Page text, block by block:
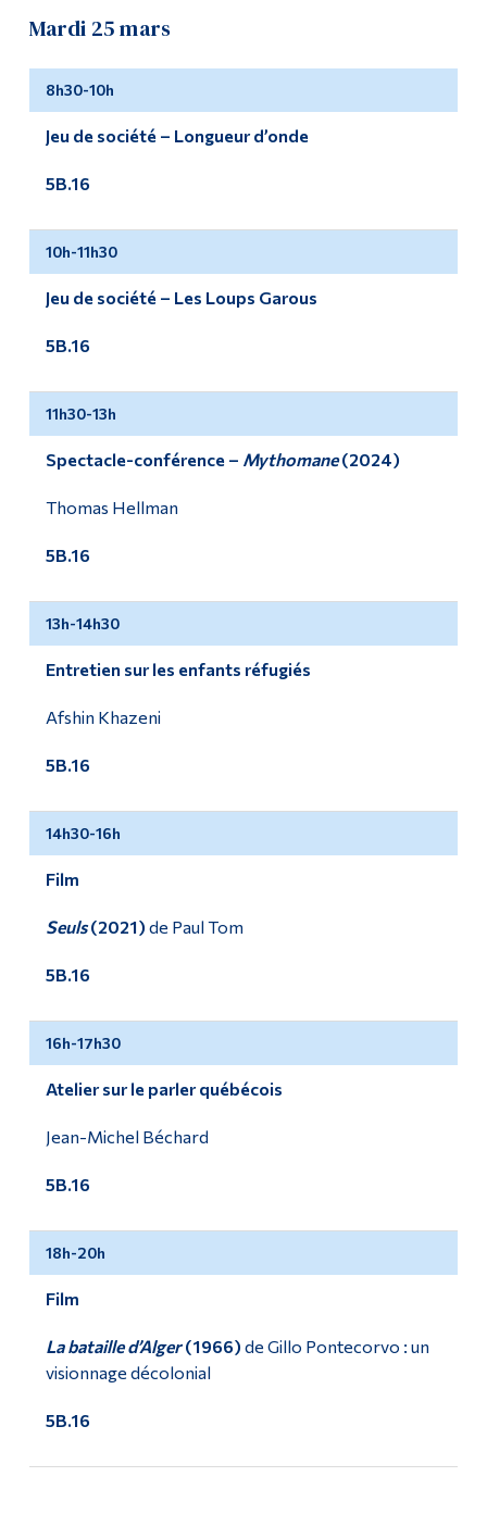
Mardi 25 mars
8h30-10h
Jeu de société – Longueur d’onde
5B.16
10h-11h30
Jeu de société – Les Loups Garous
5B.16
11h30-13h
Spectacle-conférence – Mythomane(2024)
Thomas Hellman
5B.16
13h-14h30
Entretien sur les enfants réfugiés
Afshin Khazeni
5B.16
14h30-16h
Film
Seuls (2021) de Paul Tom
5B.16
16h-17h30
Atelier sur le parler québécois
Jean-Michel Béchard
5B.16
18h-20h
Film
La bataille d’Alger(1966) de Gillo Pontecorvo : un
visionnage décolonial
5B.16